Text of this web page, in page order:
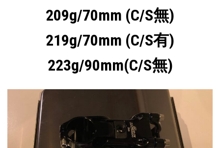
209g/70mm (C/S無)
219g/70mm (C/S有)
223g/90mm(C/S無)